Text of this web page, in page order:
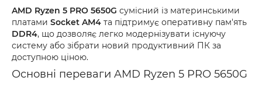
AMD Ryzen 5 PRO 5650G сумісний із материнськими
платами Socket AM4 та підтримує оперативну пам'ять
DDR4, що дозволяє легко модернізувати існуючу
систему або зібрати новий продуктивний ПК за
доступною ціною.
Основні переваги AMD Ryzen 5 PRO 5650G